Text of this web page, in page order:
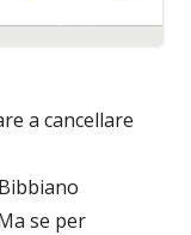
a cancellare
se per